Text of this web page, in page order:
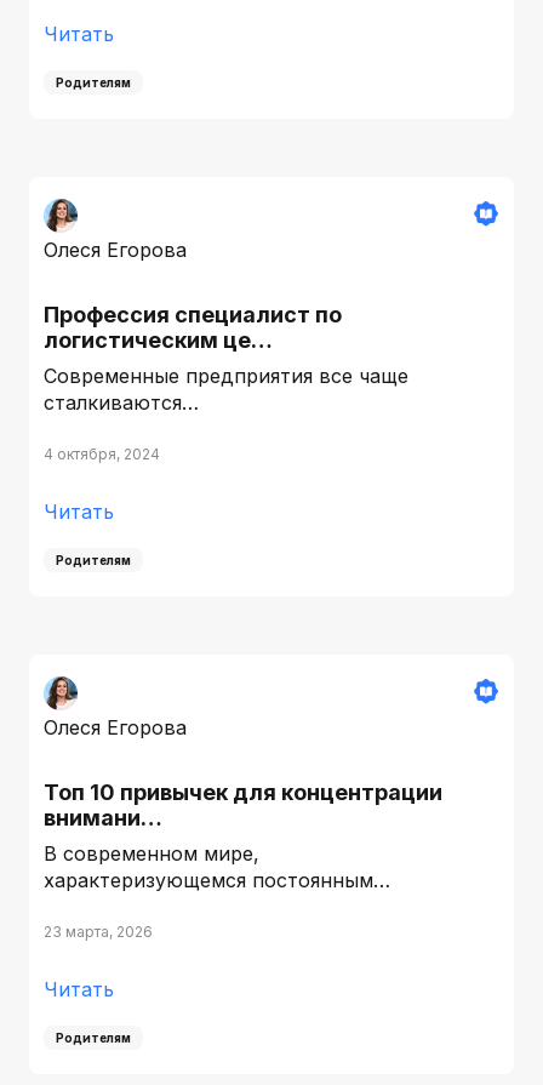
Читать
Родителям
Олеся Егорова
Профессия специалист по
логистическим це…
Современные предприятия все чаще
сталкиваются…
4 октября, 2024
Читать
Родителям
Олеся Егорова
Топ 10 привычек для концентрации
внимани…
В современном мире,
характеризующемся постоянным…
23 марта, 2026
Читать
Родителям